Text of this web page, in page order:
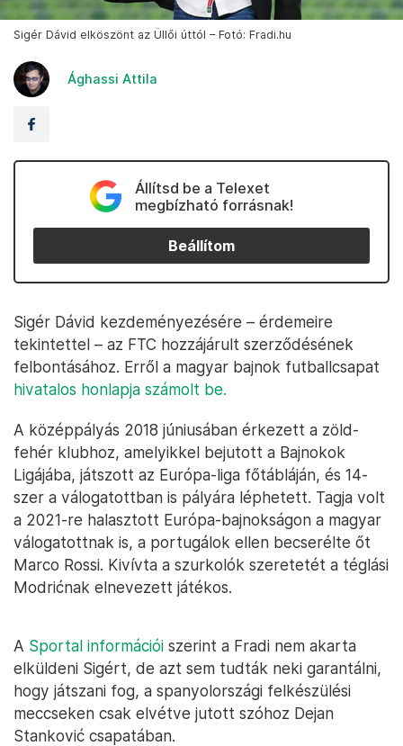
Sigér Dávid elköszönt az Üllői úttól – Fotó: Fradi.hu
Ághassi Attila
Állítsd be a Telexet
megbízható forrásnak!
Beállítom
Sigér Dávid kezdeményezésére – érdemeire
tekintettel – az FTC hozzájárult szerződésének
felbontásához. Erről a magyar bajnok futballcsapat
hivatalos honlapja számolt be.
A középpályás 2018 júniusában érkezett a zöld-
fehér klubhoz, amelyikkel bejutott a Bajnokok
Ligájába, játszott az Európa-liga főtábláján, és 14-
szer a válogatottban is pályára léphetett. Tagja volt
a 2021-re halasztott Európa-bajnokságon a magyar
válogatottnak is, a portugálok ellen becserélte őt
Marco Rossi. Kivívta a szurkolók szeretetét a téglási
Modrićnak elnevezett játékos.
A Sportal információi szerint a Fradi nem akarta
elküldeni Sigért, de azt sem tudták neki garantálni,
hogy játszani fog, a spanyolországi felkészülési
meccseken csak elvétve jutott szóhoz Dejan
Stanković csapatában.